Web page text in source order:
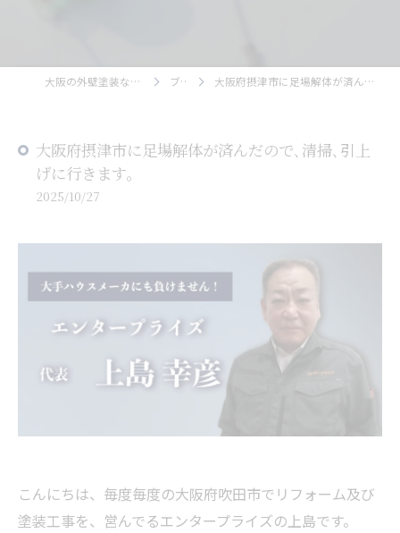
大阪の外壁塗装ならエンタープライズ ブログ 大阪府摂津市に足場解体が済んだので､清掃､引上げに行きます。
大阪府摂津市に足場解体が済んだので､清掃､引上
げに行きます。
2025/10/27
こんにちは、毎度毎度の大阪府吹田市でリフォーム及び
塗装工事を、営んでるエンタープライズの上島です。